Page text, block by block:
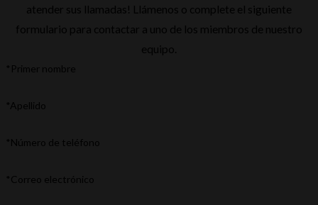
atender sus llamadas! Llámenos o complete el siguiente
formulario para contactar a uno de los miembros de nuestro
equipo.
*Primer nombre
*Apellido
*Número de teléfono
*Correo electrónico